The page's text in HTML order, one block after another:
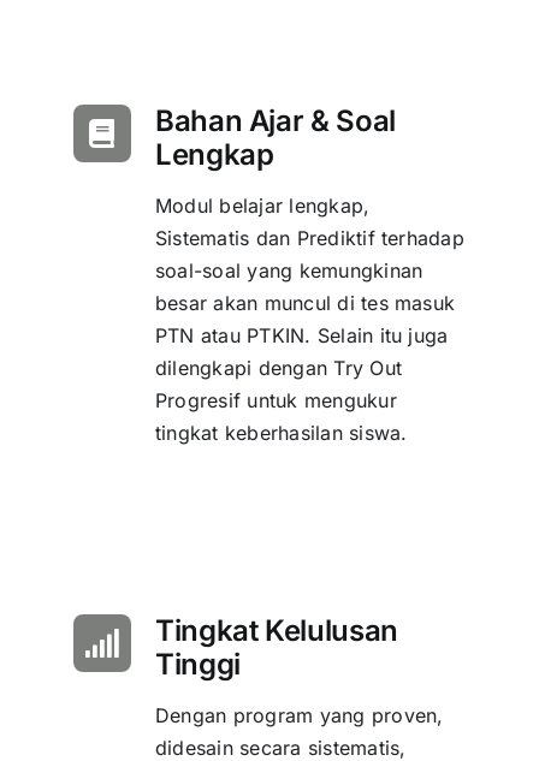
Bahan Ajar & Soal
Lengkap
Modul belajar lengkap,
Sistematis dan Prediktif terhadap
soal-soal yang kemungkinan
besar akan muncul di tes masuk
PTN atau PTKIN. Selain itu juga
dilengkapi dengan Try Out
Progresif untuk mengukur
tingkat keberhasilan siswa.
Tingkat Kelulusan
Tinggi
Dengan program yang proven,
didesain secara sistematis,